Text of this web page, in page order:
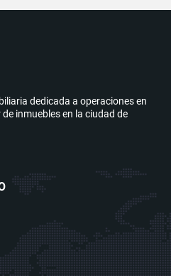
dedicada a operaciones en
inmuebles en la ciudad de